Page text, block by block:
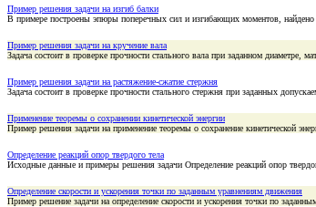
Пример решения задачи на изгиб балки
В примере построены эпюры поперечных сил и изгибающих моментов, найдено
Пример решения задачи на кручение вала
Задача состоит в проверке прочности стального вала при заданном
Пример решения задачи на растяжение-сжатие стержня
Задача состоит в проверке прочности стального стержня при заданных
Применение теоремы о сохранении кинетической энергии
Пример решения задачи на применение теоремы о сохранение кинетической
Определение реакций опор твердого тела
Исходные данные и примеры решения задачи Определение реакций опор
Определение скорости и ускорения точки по заданным уравнениям движения
Пример решение задачи на определение скорости и ускорения точки по